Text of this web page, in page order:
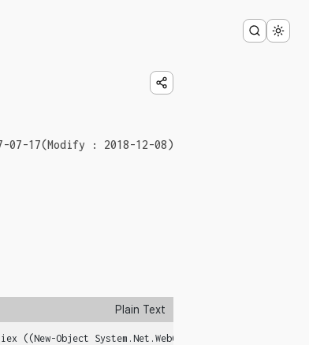
07-17(Modify : 2018-12-08)
Plain Text
((New-Object